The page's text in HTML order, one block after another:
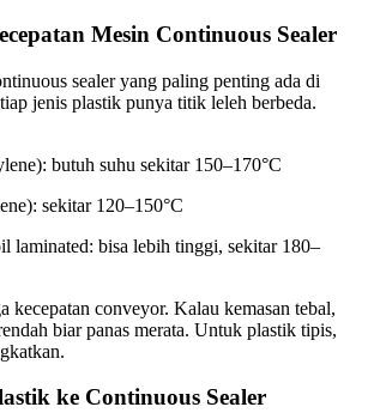
Mesin Continuous Sealer
sealer yang paling penting ada di
jenis plastik punya titik leleh berbeda.
butuh suhu sekitar 150–170°C
sekitar 120–150°C
laminated: bisa lebih tinggi, sekitar 180–
kecepatan conveyor. Kalau kemasan tebal,
biar panas merata. Untuk plastik tipis,
ke Continuous Sealer